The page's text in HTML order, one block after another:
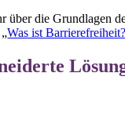
über die Grundlagen
Was ist